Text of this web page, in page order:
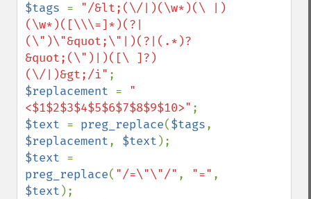
$tags = "/&lt;(\/|)(\w*)(\ |)
(\w*)([\\\=]*)(?|
(\")\"&quot;\"|)(?|(.*)?
&quot;(\")|)([\ ]?)
(\/|)&gt;/i"
$replacement = "
<$1$2$3$4$5$6$7$8$9$10>"
$text = preg_replace($tags
$replacement, $text
$text
preg_replace( "/=\"\"/" , "="
$text );